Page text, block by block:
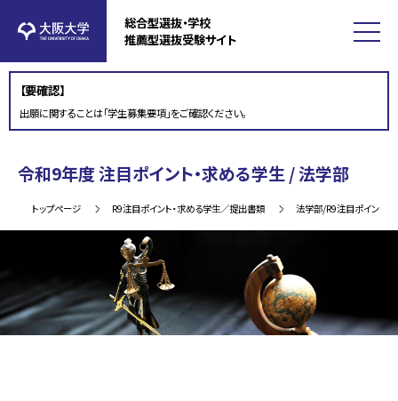
総合型選抜・学校
推薦型選抜受験サイト
【要確認】
出願に関することは「学生募集要項」をご確認ください。
令和9年度 注目ポイント・求める学生 / 法学部
トップページ R9注目ポイント・求める学生／提出書類 法学部/R9注目ポイント・